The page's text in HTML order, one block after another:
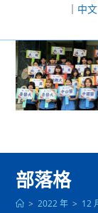
至
｜ 中文
部落格
> 2022 年 > 12